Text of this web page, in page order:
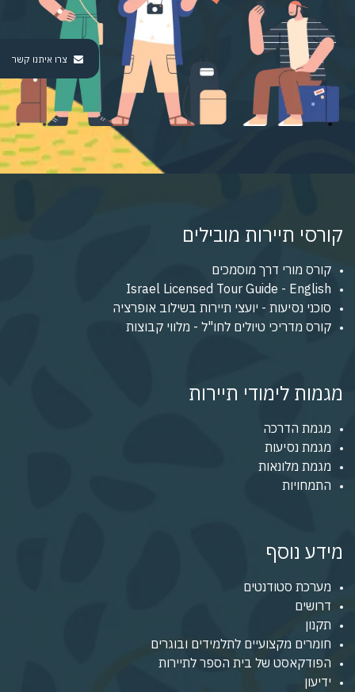
צרו איתנו קשר
קורסי תיירות מובילים
קורס מורי דרך מוסמכים
Israel Licensed Tour Guide - English
סוכני נסיעות - יועצי תיירות בשילוב אופרציה
קורס מדריכי טיולים לחו"ל - מלווי קבוצות
מגמות לימודי תיירות
מגמת הדרכה
מגמת נסיעות
מגמת מלונאות
התמחויות
מידע נוסף
מערכת סטודנטים
דרושים
תקנון
חומרים מקצועיים לתלמידים ובוגרים
הפודקאסט של בית הספר לתיירות
ידיעון